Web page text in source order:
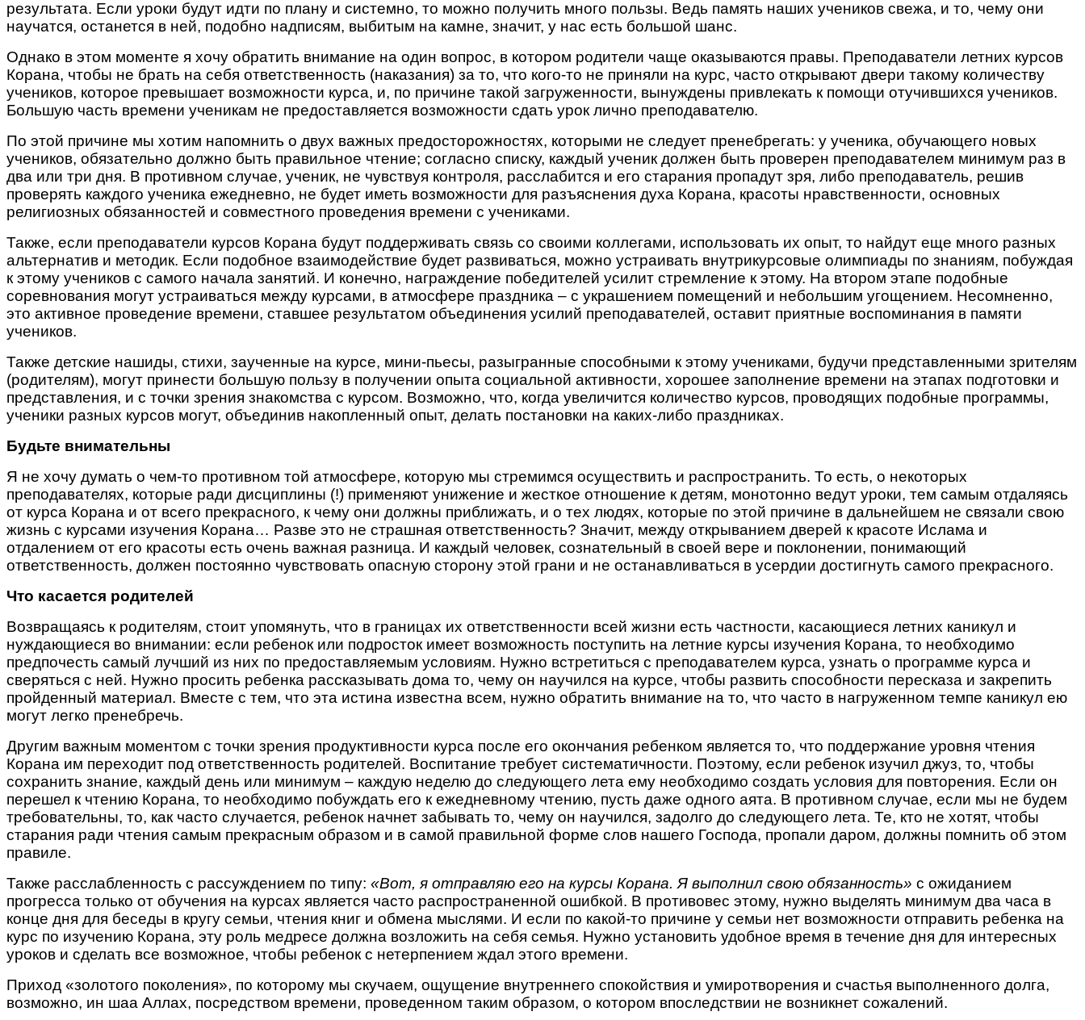
результата. Если уроки будут идти по плану и системно, то можно получить много пользы. Ведь память наших учеников свежа, и то, чему они
научатся, останется в ней, подобно надписям, выбитым на камне, значит, у нас есть большой шанс.
Однако в этом моменте я хочу обратить внимание на один вопрос, в котором родители чаще оказываются правы. Преподаватели летних курсов
Корана, чтобы не брать на себя ответственность (наказания) за то, что кого-то не приняли на курс, часто открывают двери такому количеству
учеников, которое превышает возможности курса, и, по причине такой загруженности, вынуждены привлекать к помощи отучившихся учеников.
Большую часть времени ученикам не предоставляется возможности сдать урок лично преподавателю.
По этой причине мы хотим напомнить о двух важных предосторожностях, которыми не следует пренебрегать: у ученика, обучающего новых
учеников, обязательно должно быть правильное чтение; согласно списку, каждый ученик должен быть проверен преподавателем минимум раз в
два или три дня. В противном случае, ученик, не чувствуя контроля, расслабится и его старания пропадут зря, либо преподаватель, решив
проверять каждого ученика ежедневно, не будет иметь возможности для разъяснения духа Корана, красоты нравственности, основных
религиозных обязанностей и совместного проведения времени с учениками.
Также, если преподаватели курсов Корана будут поддерживать связь со своими коллегами, использовать их опыт, то найдут еще много разных
альтернатив и методик. Если подобное взаимодействие будет развиваться, можно устраивать внутрикурсовые олимпиады по знаниям, побуждая
к этому учеников с самого начала занятий. И конечно, награждение победителей усилит стремление к этому. На втором этапе подобные
соревнования могут устраиваться между курсами, в атмосфере праздника – с украшением помещений и небольшим угощением. Несомненно,
это активное проведение времени, ставшее результатом объединения усилий преподавателей, оставит приятные воспоминания в памяти
учеников.
Также детские нашиды, стихи, заученные на курсе, мини-пьесы, разыгранные способными к этому учениками, будучи представленными зрителям
(родителям), могут принести большую пользу в получении опыта социальной активности, хорошее заполнение времени на этапах подготовки и
представления, и с точки зрения знакомства с курсом. Возможно, что, когда увеличится количество курсов, проводящих подобные программы,
ученики разных курсов могут, объединив накопленный опыт, делать постановки на каких-либо праздниках.
Будьте внимательны
Я не хочу думать о чем-то противном той атмосфере, которую мы стремимся осуществить и распространить. То есть, о некоторых
преподавателях, которые ради дисциплины (!) применяют унижение и жесткое отношение к детям, монотонно ведут уроки, тем самым отдаляясь
от курса Корана и от всего прекрасного, к чему они должны приближать, и о тех людях, которые по этой причине в дальнейшем не связали свою
жизнь с курсами изучения Корана… Разве это не страшная ответственность? Значит, между открыванием дверей к красоте Ислама и
отдалением от его красоты есть очень важная разница. И каждый человек, сознательный в своей вере и поклонении, понимающий
ответственность, должен постоянно чувствовать опасную сторону этой грани и не останавливаться в усердии достигнуть самого прекрасного.
Что касается родителей
Возвращаясь к родителям, стоит упомянуть, что в границах их ответственности всей жизни есть частности, касающиеся летних каникул и
нуждающиеся во внимании: если ребенок или подросток имеет возможность поступить на летние курсы изучения Корана, то необходимо
предпочесть самый лучший из них по предоставляемым условиям. Нужно встретиться с преподавателем курса, узнать о программе курса и
сверяться с ней. Нужно просить ребенка рассказывать дома то, чему он научился на курсе, чтобы развить способности пересказа и закрепить
пройденный материал. Вместе с тем, что эта истина известна всем, нужно обратить внимание на то, что часто в нагруженном темпе каникул ею
могут легко пренебречь.
Другим важным моментом с точки зрения продуктивности курса после его окончания ребенком является то, что поддержание уровня чтения
Корана им переходит под ответственность родителей. Воспитание требует систематичности. Поэтому, если ребенок изучил джуз, то, чтобы
сохранить знание, каждый день или минимум – каждую неделю до следующего лета ему необходимо создать условия для повторения. Если он
перешел к чтению Корана, то необходимо побуждать его к ежедневному чтению, пусть даже одного аята. В противном случае, если мы не будем
требовательны, то, как часто случается, ребенок начнет забывать то, чему он научился, задолго до следующего лета. Те, кто не хотят, чтобы
старания ради чтения самым прекрасным образом и в самой правильной форме слов нашего Господа, пропали даром, должны помнить об этом
правиле.
Также расслабленность с рассуждением по типу: «Вот, я отправляю его на курсы Корана. Я выполнил свою обязанность» с ожиданием
прогресса только от обучения на курсах является часто распространенной ошибкой. В противовес этому, нужно выделять минимум два часа в
конце дня для беседы в кругу семьи, чтения книг и обмена мыслями. И если по какой-то причине у семьи нет возможности отправить ребенка на
курс по изучению Корана, эту роль медресе должна возложить на себя семья. Нужно установить удобное время в течение дня для интересных
уроков и сделать все возможное, чтобы ребенок с нетерпением ждал этого времени.
Приход «золотого поколения», по которому мы скучаем, ощущение внутреннего спокойствия и умиротворения и счастья выполненного долга,
возможно, ин шаа Аллах, посредством времени, проведенном таким образом, о котором впоследствии не возникнет сожалений.